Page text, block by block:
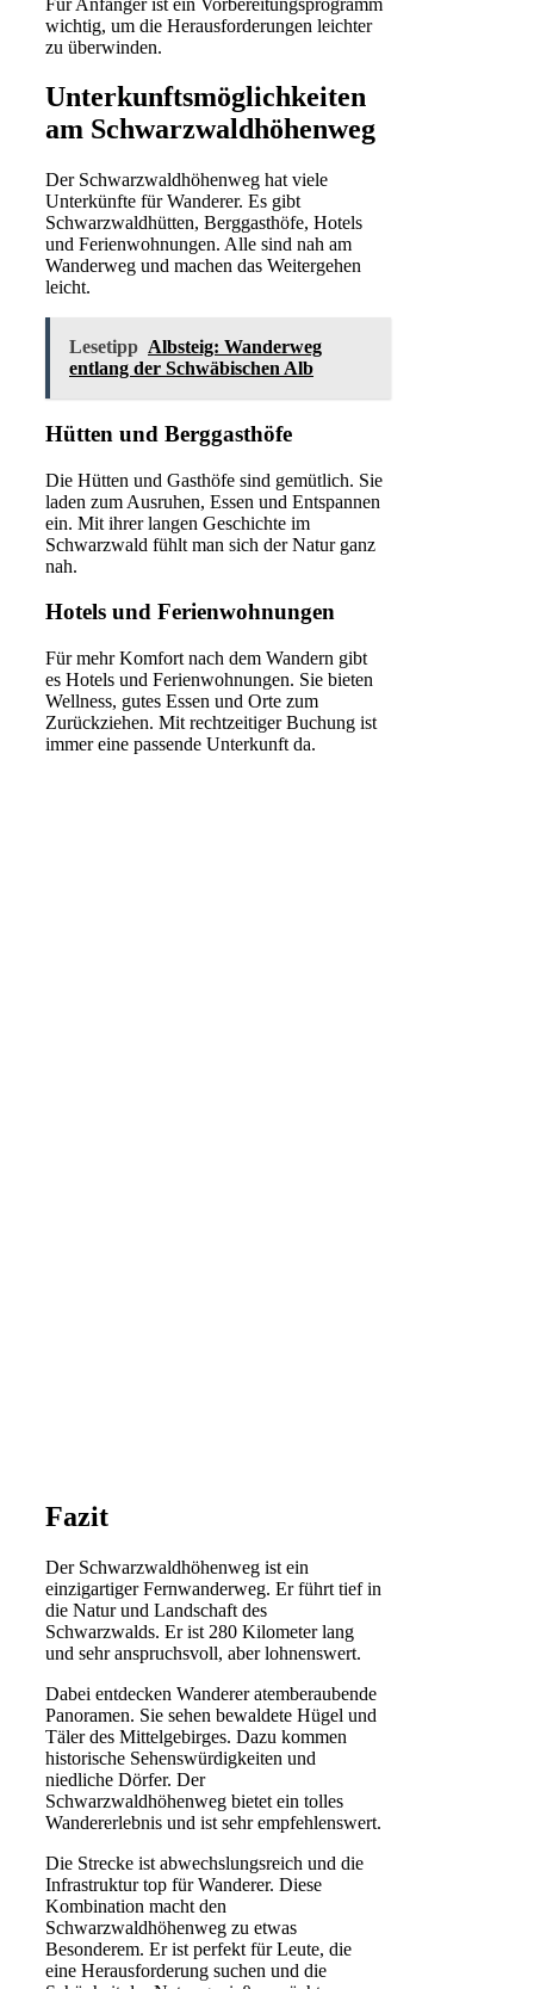
wichtig, um die Herausforderungen leichter
zu überwinden.
Unterkunftsmöglichkeiten
am Schwarzwaldhöhenweg
Der Schwarzwaldhöhenweg hat viele
Unterkünfte für Wanderer. Es gibt
Schwarzwaldhütten, Berggasthöfe, Hotels
und Ferienwohnungen. Alle sind nah am
Wanderweg und machen das Weitergehen
leicht.
Lesetipp Albsteig: Wanderweg
entlang der Schwäbischen Alb
Hütten und Berggasthöfe
Die Hütten und Gasthöfe sind gemütlich. Sie
laden zum Ausruhen, Essen und Entspannen
ein. Mit ihrer langen Geschichte im
Schwarzwald fühlt man sich der Natur ganz
nah.
Hotels und Ferienwohnungen
Für mehr Komfort nach dem Wandern gibt
es Hotels und Ferienwohnungen. Sie bieten
Wellness, gutes Essen und Orte zum
Zurückziehen. Mit rechtzeitiger Buchung ist
immer eine passende Unterkunft da.
Fazit
Der Schwarzwaldhöhenweg ist ein
einzigartiger Fernwanderweg. Er führt tief in
die Natur und Landschaft des
Schwarzwalds. Er ist 280 Kilometer lang
und sehr anspruchsvoll, aber lohnenswert.
Dabei entdecken Wanderer atemberaubende
Panoramen. Sie sehen bewaldete Hügel und
Täler des Mittelgebirges. Dazu kommen
historische Sehenswürdigkeiten und
niedliche Dörfer. Der
Schwarzwaldhöhenweg bietet ein tolles
Wandererlebnis und ist sehr empfehlenswert.
Die Strecke ist abwechslungsreich und die
Infrastruktur top für Wanderer. Diese
Kombination macht den
Schwarzwaldhöhenweg zu etwas
Besonderem. Er ist perfekt für Leute, die
eine Herausforderung suchen und die